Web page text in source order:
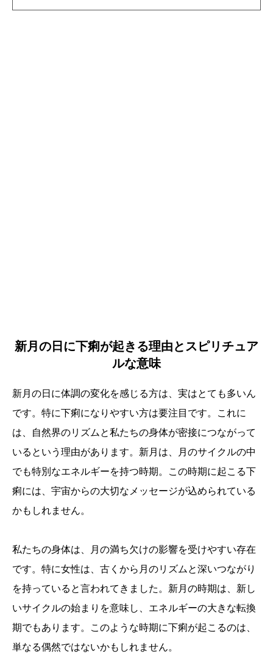
新月の日に下痢が起きる理由とスピリチュア
ルな意味
新月の日に体調の変化を感じる方は、実はとても多いん
です。特に下痢になりやすい方は要注目です。これに
は、自然界のリズムと私たちの身体が密接につながって
いるという理由があります。新月は、月のサイクルの中
でも特別なエネルギーを持つ時期。この時期に起こる下
痢には、宇宙からの大切なメッセージが込められている
かもしれません。
私たちの身体は、月の満ち欠けの影響を受けやすい存在
です。特に女性は、古くから月のリズムと深いつながり
を持っていると言われてきました。新月の時期は、新し
いサイクルの始まりを意味し、エネルギーの大きな転換
期でもあります。このような時期に下痢が起こるのは、
単なる偶然ではないかもしれません。